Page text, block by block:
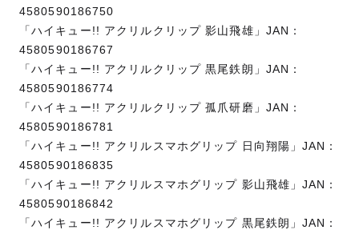
4580590186750
「ハイキュー!! アクリルクリップ 影山飛雄」JAN：
4580590186767
「ハイキュー!! アクリルクリップ 黒尾鉄朗」JAN：
4580590186774
「ハイキュー!! アクリルクリップ 孤爪研磨」JAN：
4580590186781
「ハイキュー!! アクリルスマホグリップ 日向翔陽」JAN：
4580590186835
「ハイキュー!! アクリルスマホグリップ 影山飛雄」JAN：
4580590186842
「ハイキュー!! アクリルスマホグリップ 黒尾鉄朗」JAN：